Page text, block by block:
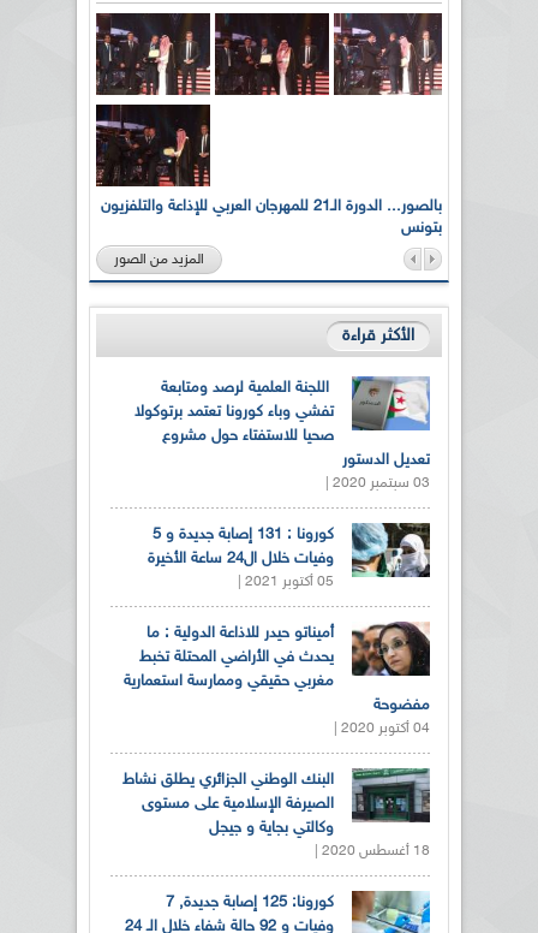
بالصور... الدورة الـ21 للمهرجان العربي للإذاعة والتلفزيون
بتونس
المزيد من الصور
الأكثر قراءة
اللجنة العلمية لرصد ومتابعة
تفشي وباء كورونا تعتمد برتوكولا
صحيا للاستفتاء حول مشروع
تعديل الدستور
03 سبتمبر 2020 |
كورونا : 131 إصابة جديدة و 5
وفيات خلال ال24 ساعة الأخيرة
05 أكتوبر 2021 |
أميناتو حيدر للاذاعة الدولية : ما
يحدث في الأراضي المحتلة تخبط
مغربي حقيقي وممارسة استعمارية
مفضوحة
04 أكتوبر 2020 |
البنك الوطني الجزائري يطلق نشاط
الصيرفة الإسلامية على مستوى
وكالتي بجاية و جيجل
18 أغسطس 2020 |
كورونا: 125 إصابة جديدة, 7
وفيات و 92 حالة شفاء خلال الـ 24